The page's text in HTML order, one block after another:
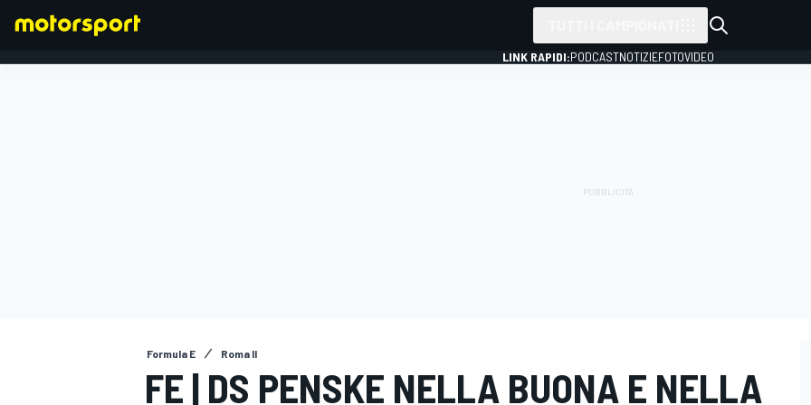
LINK RAPIDI:PODCASTNOTIZIEFOTOVIDEO
Formula E Roma II
FE | DS PENSKE NELLA BUONA E NELLA